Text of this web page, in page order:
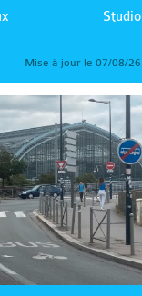
Studio
Mise à jour le 07/08/26